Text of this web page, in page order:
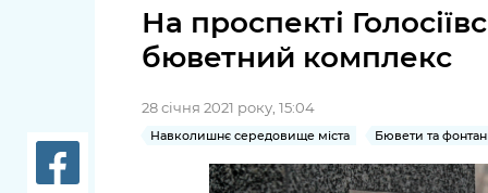
Київська міська рада
Керівництво КМДА
Структура
послуги
Пільги,
Паспорт,
довідки
На проспекті
бюветний комплекс
28 січня 2021 року, 15:04
Навколишнє середовище міста Бювети та